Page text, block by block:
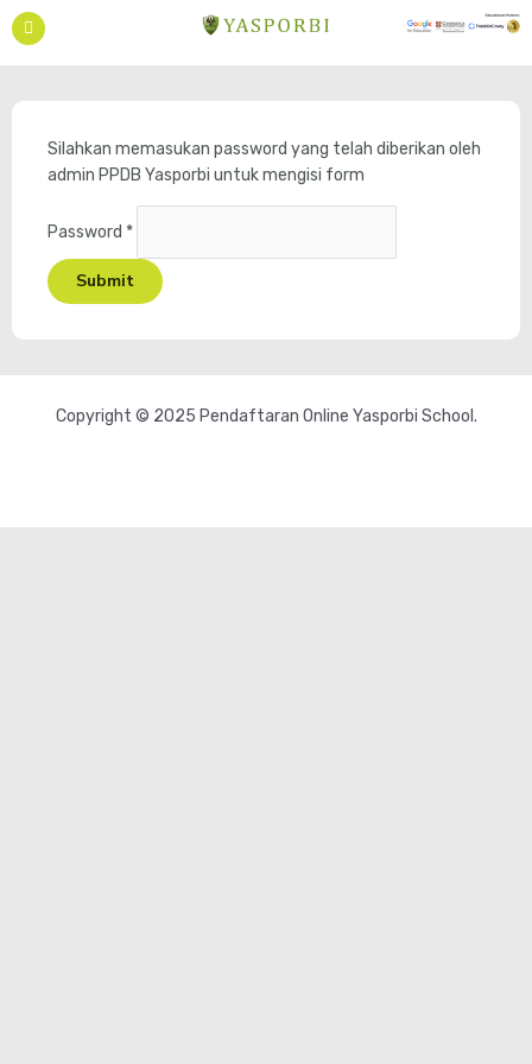
Skip
to
Silahkan memasukan password yang telah diberikan oleh
admin PPDB Yasporbi untuk mengisi form
Password *
Submit
Copyright © 2025 Pendaftaran Online Yasporbi School.